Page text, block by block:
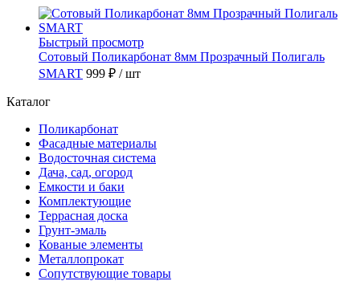
Быстрый просмотр
Сотовый Поликарбонат 8мм Прозрачный Полигаль
SMART 999 ₽ / шт
Каталог
Поликарбонат
Фасадные материалы
Водосточная система
Дача, сад, огород
Емкости и баки
Комплектующие
Террасная доска
Грунт-эмаль
Кованые элементы
Металлопрокат
Сопутствующие товары